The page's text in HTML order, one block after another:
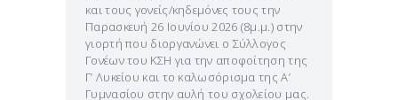
και τους γονείς/κηδεμόνες τους την
Παρασκευή 26 Ιουνίου 2026 (8μ.μ.) στην
γιορτή που διοργανώνει ο Σύλλογος
Γονέων του ΚΣΗ για την αποφοίτηση της
Γ’ Λυκείου και το καλωσόρισμα της Α’
Γυμνασίου στην αυλή του σχολείου μας.